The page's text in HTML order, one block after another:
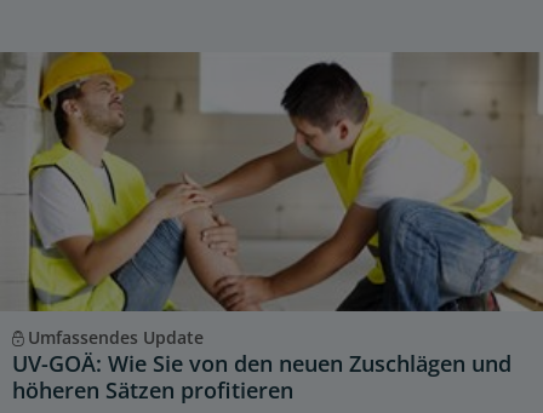
Umfassendes Update
UV-GOÄ: Wie Sie von den neuen Zuschlägen und
höheren Sätzen profitieren